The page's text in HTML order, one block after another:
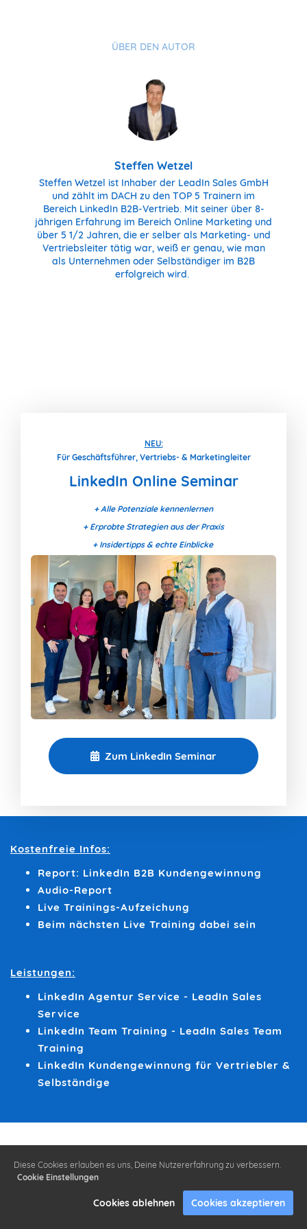
ÜBER DEN AUTOR
Steffen Wetzel
Steffen Wetzel ist Inhaber der LeadIn Sales GmbH
und zählt im DACH zu den TOP 5 Trainern im
Bereich LinkedIn B2B-Vertrieb. Mit seiner über 8-
jährigen Erfahrung im Bereich Online Marketing und
über 5 1/2 Jahren, die er selber als Marketing- und
Vertriebsleiter tätig war, weiß er genau, wie man
als Unternehmen oder Selbständiger im B2B
erfolgreich wird.
NEU:
Für Geschäftsführer, Vertriebs- & Marketingleiter
LinkedIn Online Seminar
+ Alle Potenziale kennenlernen
+ Erprobte Strategien aus der Praxis
+ Insidertipps & echte Einblicke
Zum LinkedIn Seminar
Kostenfreie Infos:
Report: LinkedIn B2B Kundengewinnung
Audio-Report
Live Trainings-Aufzeichung
Beim nächsten Live Training dabei sein
Leistungen:
LinkedIn Agentur Service - LeadIn Sales
Service
LinkedIn Team Training - LeadIn Sales Team
Training
LinkedIn Kundengewinnung für Vertriebler &
Selbständige
Diese Cookies erlauben es uns, Deine Nutzererfahrung zu verbessern.
Cookie Einstellungen
Cookies ablehnen Cookies akzeptieren